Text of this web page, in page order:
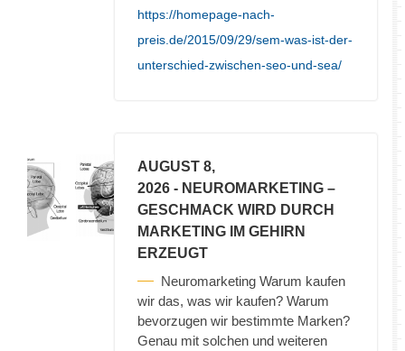
https://homepage-nach-
preis.de/2015/09/29/sem-was-ist-der-
unterschied-zwischen-seo-und-sea/
AUGUST 8,
2026 - NEUROMARKETING –
GESCHMACK WIRD DURCH
MARKETING IM GEHIRN
ERZEUGT
Neuromarketing Warum kaufen
wir das, was wir kaufen? Warum
bevorzugen wir bestimmte Marken?
Genau mit solchen und weiteren